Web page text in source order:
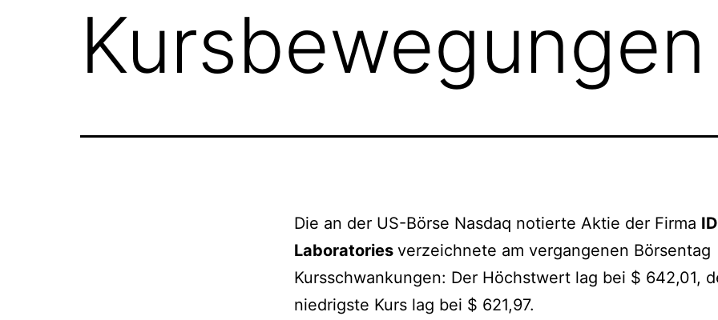
Kursbewegungen
Die an der US-Börse Nasdaq notierte Aktie der Firma
Laboratories verzeichnete am vergangenen Börsentag
Kursschwankungen: Der Höchstwert lag bei $ 642,01,
niedrigste Kurs lag bei $ 621,97.